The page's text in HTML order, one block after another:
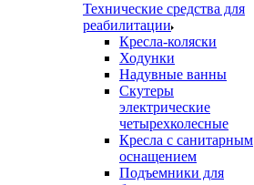
Технические средства для
реабилитации
Кресла-коляски
Ходунки
Надувные ванны
Скутеры
электрические
четырехколесные
Кресла с санитарным
оснащением
Подъемники для